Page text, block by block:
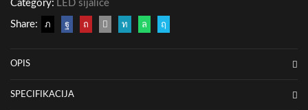
Category: LED sijalice
Share:
OPIS
SPECIFIKACIJA